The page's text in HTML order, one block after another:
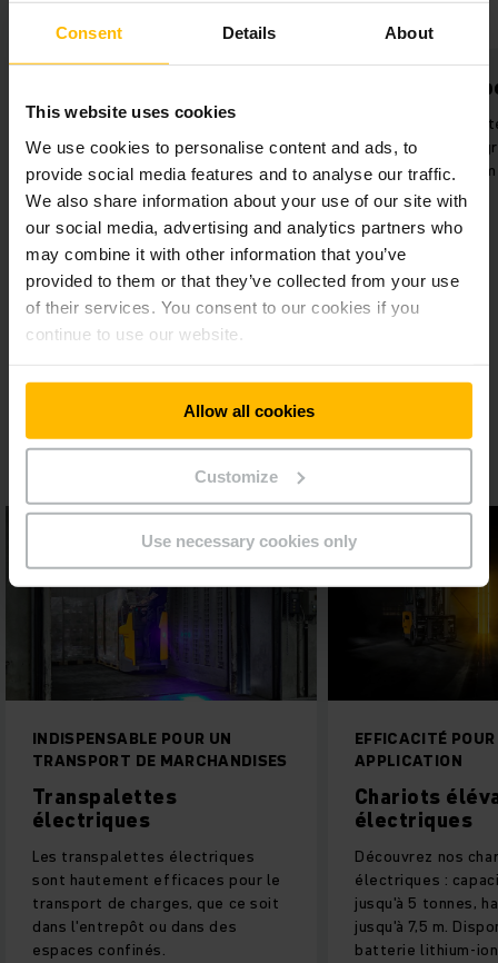
Consent Details About
This website uses cookies
We use cookies to personalise content and ads, to
provide social media features and to analyse our traffic.
We also share information about your use of our site with
our social media, advertising and analytics partners who
may combine it with other information that you’ve
provided to them or that they’ve collected from your use
of their services. You consent to our cookies if you
continue to use our website.
Allow all cookies
Customize
Use necessary cookies only
des chariots
ultramodernes
Combinaison unique de
technologie de pointe et de
service de premier ordre.
Toujours la
Grande
rechange
Solutions utilisées
INDISPENSABLE POUR UN
TRANSPORT DE MARCHANDISES
Transpalettes
électriques
Les transpalettes électriques
sont hautement efficaces pour le
transport de charges, que ce soit
dans l'entrepôt ou dans des
espaces confinés.
EFFICACITÉ
APPLICATION
Chariots
électriques
Découvrez nos
électriques :
jusqu'à 5 tonnes,
jusqu'à 7,5 m.
batterie lithium-